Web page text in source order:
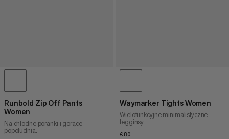
Runbold Zip Off Pants
Women
Na chłodne poranki i gorące
popołudnia.
Waymarker Tights Women
Wielofunkcyjne minimalistyczne
legginsy
€80